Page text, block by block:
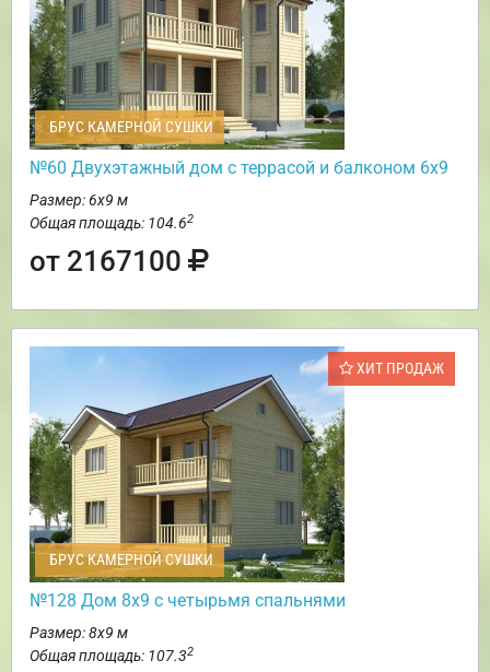
БРУС КАМЕРНОЙ СУШКИ
№60 Двухэтажный дом с террасой и балконом 6х9
Размер: 6х9 м
Общая площадь: 104.62
от 2167100
ХИТ ПРОДАЖ
БРУС КАМЕРНОЙ СУШКИ
№128 Дом 8х9 с четырьмя спальнями
Размер: 8х9 м
Общая площадь: 107.32